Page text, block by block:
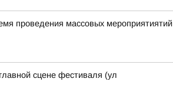
проведения массовых мероприятиятий
сцене фестиваля (ул